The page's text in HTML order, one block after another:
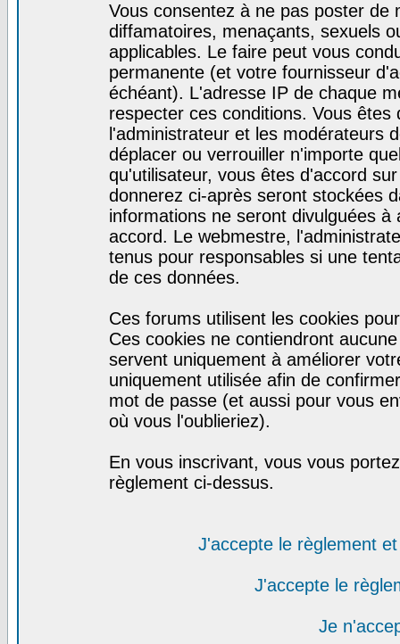
Vous consentez à ne pas poster de
diffamatoires, menaçants, sexuels
applicables. Le faire peut vous
permanente (et votre fournisseur
échéant). L'adresse IP de chaque
respecter ces conditions. Vous
l'administrateur et les modérateurs
déplacer ou verrouiller n'importe
qu'utilisateur, vous êtes d'accord
donnerez ci-après seront stockées
informations ne seront divulguées
accord. Le webmestre,
tenus pour responsables si une
de ces données.
Ces forums utilisent les cookies
Ces cookies ne contiendront
servent uniquement à améliorer
uniquement utilisée afin de
mot de passe (et aussi pour vous
où vous l'oublieriez).
En vous inscrivant, vous vous
règlement ci-dessus.
J'accepte le règlement
J'accepte le
Je